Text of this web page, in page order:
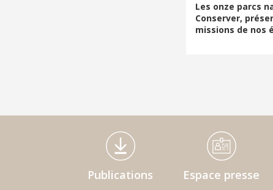
Les onze parcs
Conserver,
missions de nos
Médiathèque Footer
Publications Espace presse